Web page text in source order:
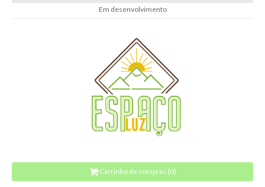
Em desenvolvimento
Carrinho de compras (0)